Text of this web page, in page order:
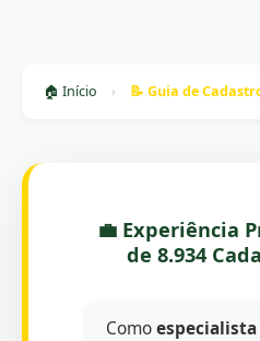
🏠 Início › 📝 Guia de
💼 Experiência
de 8.934
Como